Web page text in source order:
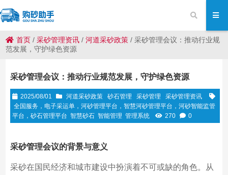
首页 /采砂管理资讯 /河道采砂政策 / 采砂管理会议：推动行业规
范发展，守护绿色资源
采砂管理会议：推动行业规范发展，守护绿色资源
2025/08/01 河道采砂政策 砂石管理 采砂管理
采砂管理资讯
全国服务，电子采运单，河砂管理平台，智慧河砂管理平台，河砂智能监管
平台，砂石管理平台 智慧砂石 智能管理 管理系统 270 0
采砂管理会议的背景与意义
采砂在国民经济和城市建设中扮演着不可或缺的角色。从